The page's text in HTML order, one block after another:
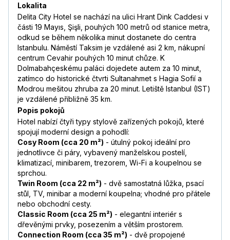
Lokalita
Delita City Hotel se nachází na ulici Hrant Dink Caddesi v
části 19 Mayıs, Şişli, pouhých 100 metrů od stanice metra,
odkud se během několika minut dostanete do centra
Istanbulu. Náměstí Taksim je vzdálené asi 2 km, nákupní
centrum Cevahir pouhých 10 minut chůze. K
Dolmabahçeskému paláci dojedete autem za 10 minut,
zatímco do historické čtvrti Sultanahmet s Hagia Sofií a
Modrou mešitou zhruba za 20 minut. Letiště Istanbul (IST)
je vzdálené přibližně 35 km.
Popis pokojů
Hotel nabízí čtyři typy stylově zařízených pokojů, které
spojují moderní design a pohodlí:
Cosy Room (cca 20 m²) - útulný pokoj ideální pro
jednotlivce či páry, vybavený manželskou postelí,
klimatizací, minibarem, trezorem, Wi-Fi a koupelnou se
sprchou.
Twin Room (cca 22 m²) - dvě samostatná lůžka, psací
stůl, TV, minibar a moderní koupelna; vhodné pro přátele
nebo obchodní cesty.
Classic Room (cca 25 m²) - elegantní interiér s
dřevěnými prvky, posezením a větším prostorem.
Connection Room (cca 35 m²) - dvě propojené